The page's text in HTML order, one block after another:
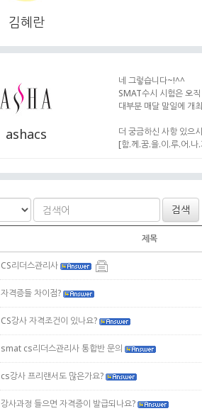
김혜란
ashacs
네 그렇습니다~!^^
SMAT수시 시험은 오
대부분 매달 말일에 개
더 궁금하신 사항 있
[함.께.꿈.을.이.루.어.나
검색
제목
CS리더스관리사
자격증들 차이점?
CS강사 자격조건이 있나요?
smat cs리더스관리사 통합반 문의
cs강사 프리랜서도 많은가요?
강사과정 들으면 자격증이 발급되나요?